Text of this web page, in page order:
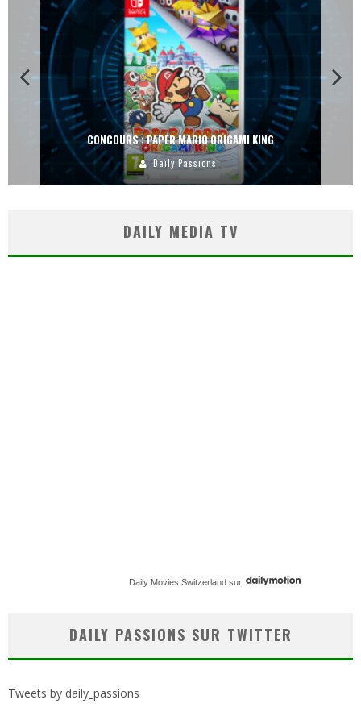
CONCOURS : PAPER MARIO ORIGAMI KING
Daily Passions
DAILY MEDIA TV
Daily Movies Switzerland sur
DAILY PASSIONS SUR TWITTER
Tweets by daily_passions